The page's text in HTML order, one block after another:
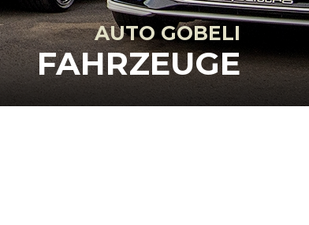
AUTO GOBELI
FAHRZEUGE